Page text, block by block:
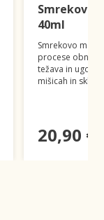
Smrekovo
40ml
Smrekovo
procese
težava in
mišicah in
20,90 €